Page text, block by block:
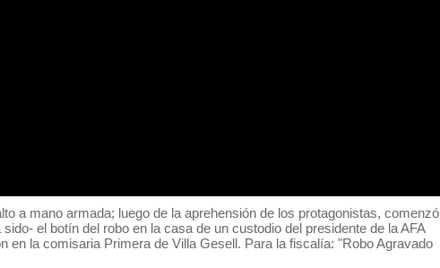
a mano armada; luego de la aprehensión de los protagonistas, comenzó
el botín del robo en la casa de un custodio del presidente de la AFA
en la comisaria Primera de Villa Gesell. Para la fiscalía: "Robo Agravado